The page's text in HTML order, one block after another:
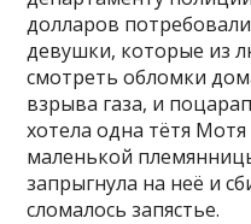
долларов
девушки, которые из
смотреть обломки
взрыва газа, и
хотела одна тётя
маленькой
запрыгнула на неё и
сломалось запястье.